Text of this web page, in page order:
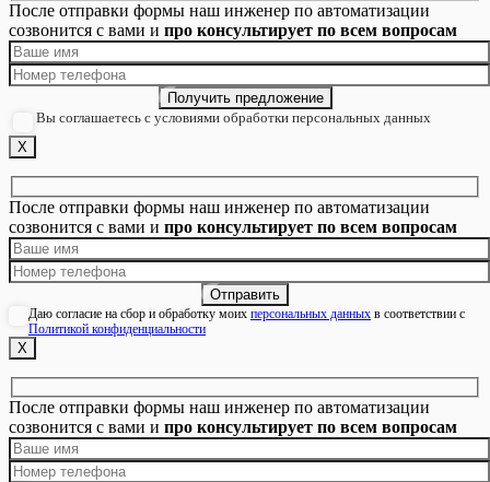
После отправки формы наш инженер по автоматизации
созвонится с вами и про консультирует по всем вопросам
Вы соглашаетесь с условиями обработки персональных данных
Х
После отправки формы наш инженер по автоматизации
созвонится с вами и про консультирует по всем вопросам
Даю согласие на сбор и обработку моих персональных данных в соответствии с
Политикой конфиденциальности
Х
После отправки формы наш инженер по автоматизации
созвонится с вами и про консультирует по всем вопросам